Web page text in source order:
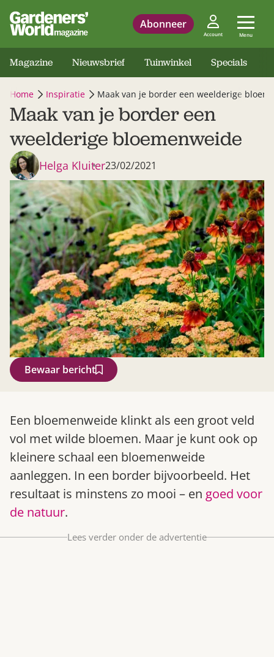
Abonneer
Account Menu
Gardeners’ World 08/2026
Magazine Nieuwsbrief Tuinwinkel Specials
Home Inspiratie Maak van je border een weelderige
Maak van je border een
weelderige bloemenweide
Helga Kluiter23/02/2021
Bewaar bericht
Een bloemenweide klinkt als een groot veld
vol met wilde bloemen. Maar je kunt ook op
kleinere schaal een bloemenweide
aanleggen. In een border bijvoorbeeld. Het
resultaat is minstens zo mooi – en goed voor
de natuur.
Lees verder onder de advertentie